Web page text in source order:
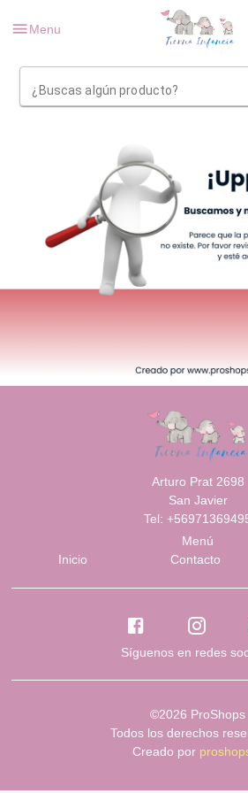
Menu
¿Buscas algún producto?
Arturo Prat 2698
San Javier
Tel:
Menú
Inicio
Contacto
Síguenos en redes
©2026 ProShops
Todos los derechos
Creado por